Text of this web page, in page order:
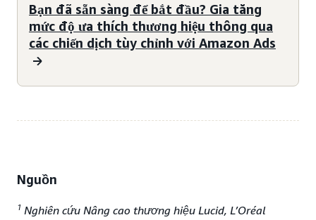
Bạn đã sẵn sàng để bắt đầu? Gia tăng
mức độ ưa thích thương hiệu thông qua
các chiến dịch tùy chỉnh với Amazon Ads
Nguồn
1 Nghiên cứu Nâng cao thương hiệu Lucid, L’Oréal